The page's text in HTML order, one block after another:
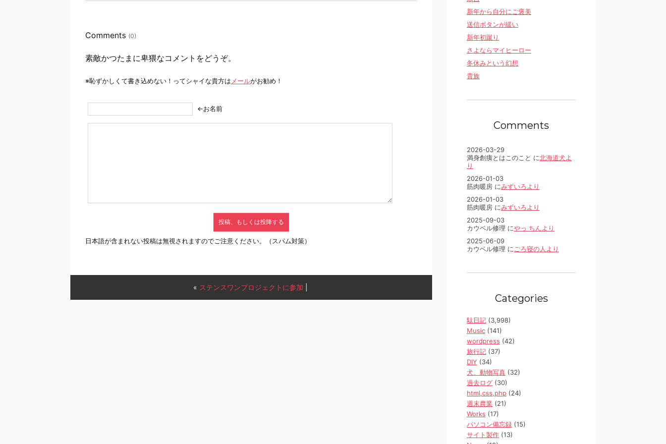
Comments (0)
素敵かつたまに卑猥なコメントをどうぞ。
※恥ずかしくて書き込めない！ってシャイな貴方は メールがお勧め！
←お名前
日本語が含まれない投稿は無視されますのでご注意ください。（スパム対策）
« ステンスワンプロジェクトに参加
新年から自分にご褒美
送信ボタンが緩い
新年初蹴り
さよならマイヒーロー
冬休みという幻想
貴族
Comments
2026-03-29
満身創痍とはこのこと に北海道犬よ
り
2026-01-03
筋肉暖房 にみずいろより
2026-01-03
筋肉暖房 にみずいろより
2025-09-03
カウベル修理 にやっ ちんより
2025-06-09
カウベル修理 に ごろ寝の人より
Categories
駄日記 (3,998)
Music (141)
wordpress (42)
旅行記 (37)
DIY (34)
犬、動物写真 (32)
過去ログ (30)
html,css,php (24)
週末農業 (21)
Works (17)
パソコン備忘録 (15)
サイト製作 (13)